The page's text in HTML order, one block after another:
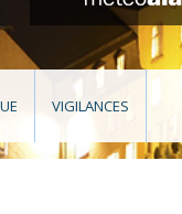
VIGILANCES